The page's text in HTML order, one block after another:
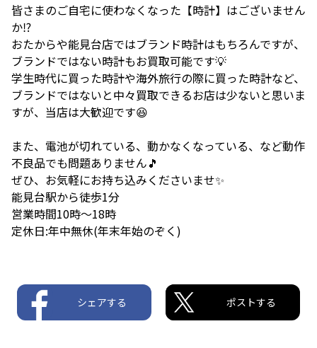
皆さまのご自宅に使わなくなった【時計】はございません
か⁉️
おたからや能見台店ではブランド時計はもちろんですが、
ブランドではない時計もお買取可能です💡
学生時代に買った時計や海外旅行の際に買った時計など、
ブランドではないと中々買取できるお店は少ないと思いま
すが、当店は大歓迎です😆
また、電池が切れている、動かなくなっている、など動作
不良品でも問題ありません🎵
ぜひ、お気軽にお持ち込みくださいませ✨
能見台駅から徒歩1分
営業時間10時〜18時
定休日:年中無休(年末年始のぞく)
シェアする ポストする